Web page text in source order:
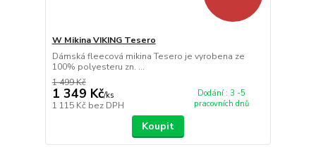
W Mikina VIKING Tesero
Dámská fleecová mikina Tesero je vyrobena ze
100% polyesteru zn. ...
1 499 Kč
1 349 Kč/ks
1 115 Kč bez DPH
Dodání : 3 -5
pracovních dnů
Koupit